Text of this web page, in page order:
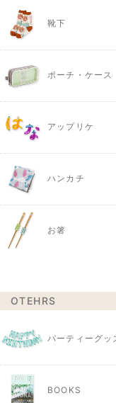
靴下
ポーチ・ケース
アップリケ
ハンカチ
お箸
OTEHRS
パーティーグッ
BOOKS